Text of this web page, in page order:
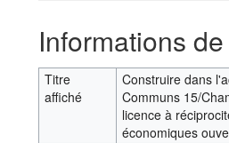
Informations
Titre
affiché
Construire dans
Communs 15/
licence à
économiques